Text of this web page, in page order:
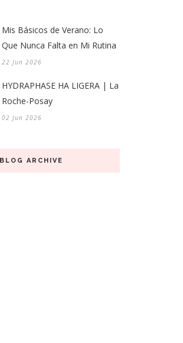
Mis Básicos de Verano: Lo
Que Nunca Falta en Mi Rutina
22 Jun 2026
HYDRAPHASE HA LIGERA | La
Roche-Posay
02 Jun 2026
BLOG ARCHIVE